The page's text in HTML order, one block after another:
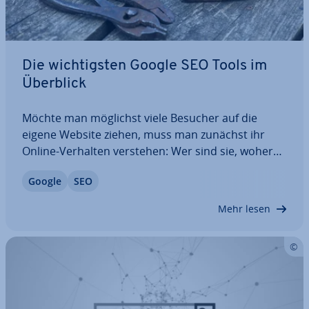
Die wich­tigs­ten Google SEO Tools im
Überblick
Möchte man möglichst viele Besucher auf die
eigene Website ziehen, muss man zunächst ihr
Online-Verhalten verstehen: Wer sind sie, woher
der eigenen Seite fündig oder nicht? Mithilfe ver­
Google SEO
Mehr lesen